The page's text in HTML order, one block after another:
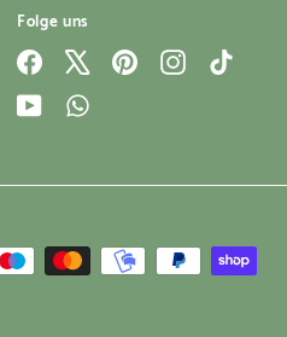
Folge uns
Facebook PinterestInstagramTikTok
YouTubeWhatsApp